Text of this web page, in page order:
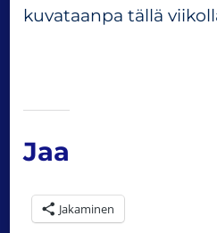
kuvataanpa tällä
Jaa
Jakaminen